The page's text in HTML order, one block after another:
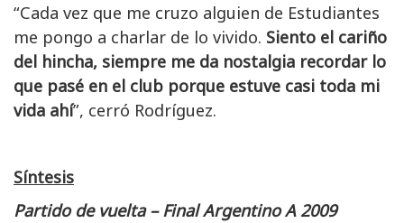
“Cada vez que me cruzo alguien de Estudiantes
me pongo a charlar de lo vivido. Siento el cariño
del hincha, siempre me da nostalgia recordar lo
que pasé en el club porque estuve casi toda mi
vida ahí”, cerró Rodríguez.
Síntesis
Partido de vuelta – Final Argentino A 2009